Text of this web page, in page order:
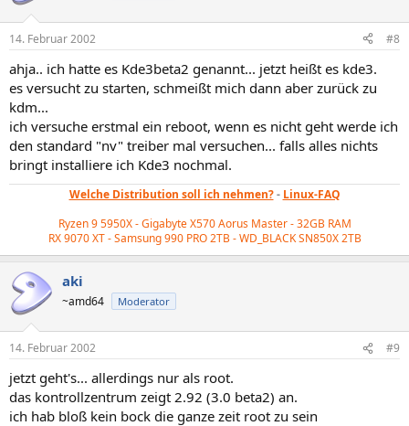
14. Februar 2002 #8
ahja.. ich hatte es Kde3beta2 genannt... jetzt heißt es kde3.
es versucht zu starten, schmeißt mich dann aber zurück zu
kdm...
ich versuche erstmal ein reboot, wenn es nicht geht werde ich
den standard "nv" treiber mal versuchen... falls alles nichts
bringt installiere ich Kde3 nochmal.
Welche Distribution soll ich nehmen?- Linux-FAQ
Ryzen 9 5950X - Gigabyte X570 Aorus Master - 32GB RAM
RX 9070 XT - Samsung 990 PRO 2TB - WD_BLACKSN850X 2TB
aki
~amd64 Moderator
14. Februar 2002 #9
jetzt geht's... allerdings nur als root.
das kontrollzentrum zeigt 2.92 (3.0 beta2) an.
ich hab bloß kein bock die ganze zeit root zu sein